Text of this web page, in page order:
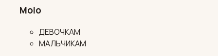
Molo
ДЕВОЧКАМ
МАЛЬЧИКАМ